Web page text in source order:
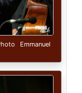
Emmanuel